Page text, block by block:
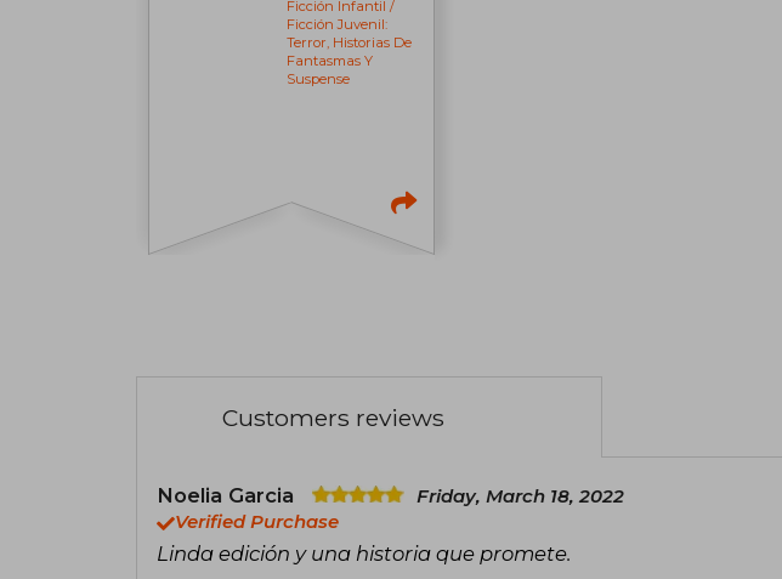
Ficción Infantil /
Ficción Juvenil:
Terror, Historias De
Fantasmas Y
Suspense
Customers reviews
Noelia Garcia
Friday, March 18, 2022
Verified Purchase
Linda edición y una historia que promete.